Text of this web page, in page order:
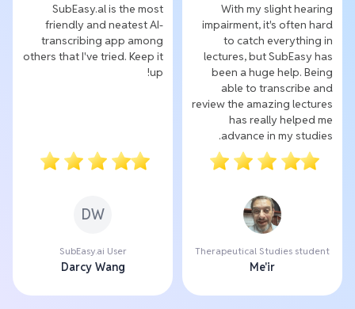
With my slight hearing
impairment, it's often hard
to catch everything in
lectures, but SubEasy has
been a huge help. Being
able to transcribe and
review the amazing lectures
has really helped me
advance in my studies.
Therapeutical Studies student
Me'ir
SubEasy.al is the most
friendly and neatest AI-
transcribing app among
others that I've tried. Keep it
up!
DW
SubEasy.ai User
Darcy Wang